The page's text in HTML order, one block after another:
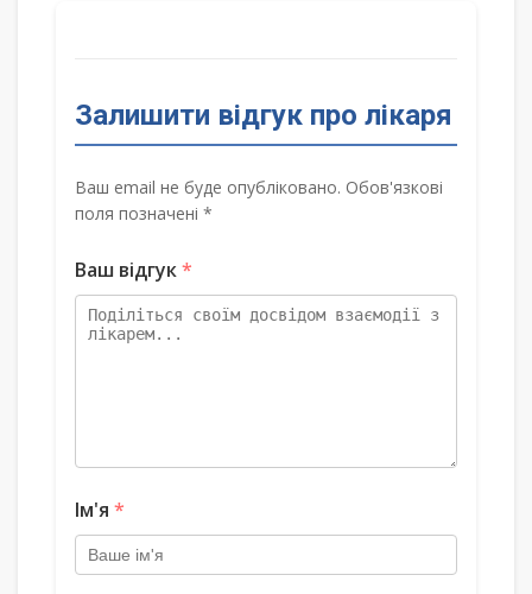
Залишити відгук про лікаря
Ваш email не буде опубліковано. Обов'язкові
поля позначені *
Ваш відгук*
Ім'я *